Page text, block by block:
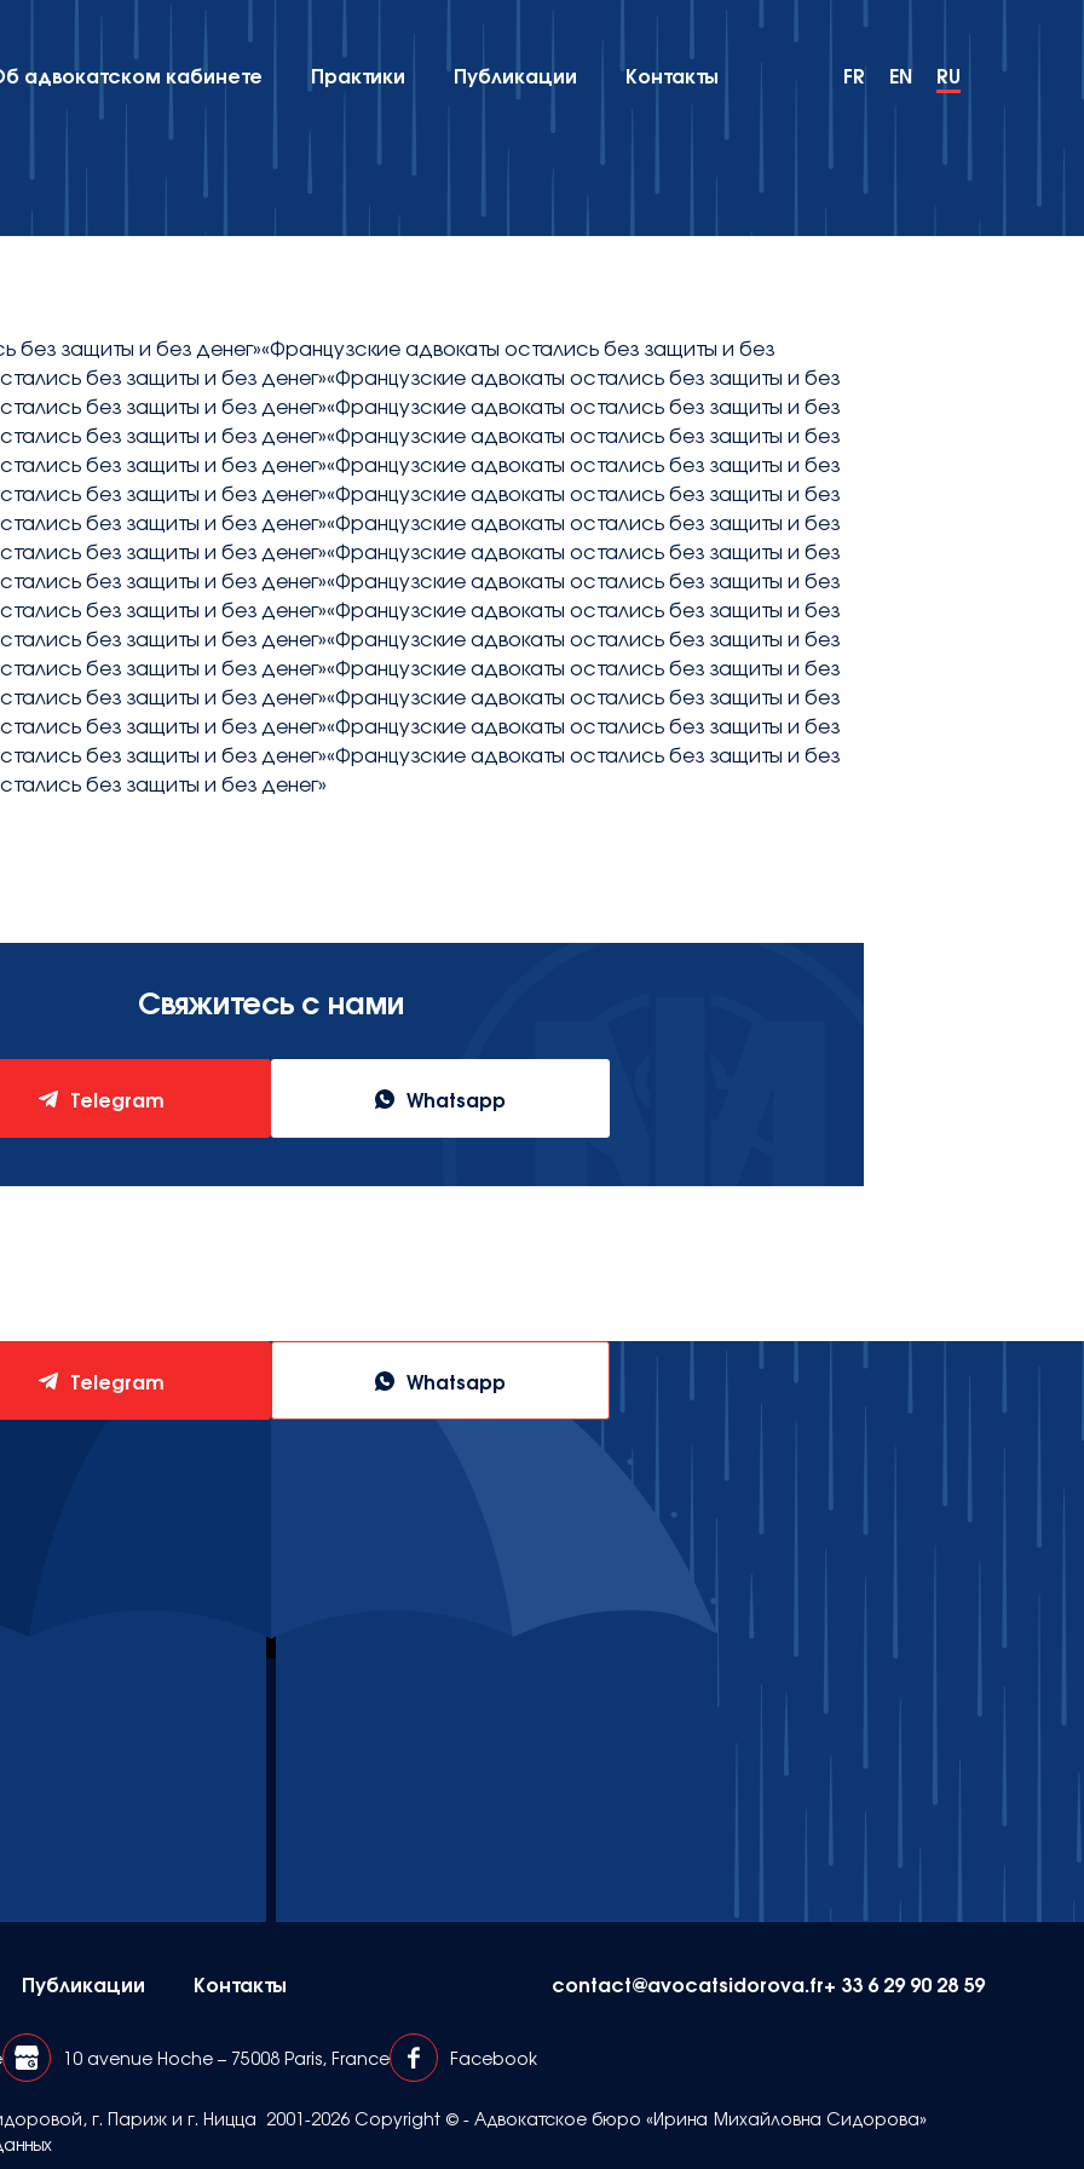
адвокатском кабинете Практики Публикации Контакты FR EN RU
без защиты и без денег»«Французские адвокаты остались без защиты и без
без защиты и без денег»«Французские адвокаты остались без защиты и без
без защиты и без денег»«Французские адвокаты остались без защиты и без
без защиты и без денег»«Французские адвокаты остались без защиты и без
без защиты и без денег»«Французские адвокаты остались без защиты и без
без защиты и без денег»«Французские адвокаты остались без защиты и без
без защиты и без денег»«Французские адвокаты остались без защиты и без
без защиты и без денег»«Французские адвокаты остались без защиты и без
без защиты и без денег»«Французские адвокаты остались без защиты и без
без защиты и без денег»«Французские адвокаты остались без защиты и без
без защиты и без денег»«Французские адвокаты остались без защиты и без
без защиты и без денег»«Французские адвокаты остались без защиты и без
без защиты и без денег»«Французские адвокаты остались без защиты и без
без защиты и без денег»«Французские адвокаты остались без защиты и без
без защиты и без денег»«Французские адвокаты остались без защиты и без
без защиты и без денег»
Свяжитесь с нами
Telegram Whatsapp
Telegram Whatsapp
Публикации Контакты contact@avocatsidorova.fr+ 33 6 29 90 28 59
10 avenue Hoche – 75008 Paris, France Facebook
г. Париж и г. Ницца 2001-2026 Copyright © - Адвокатское бюро «Ирина Михайловна Сидорова»